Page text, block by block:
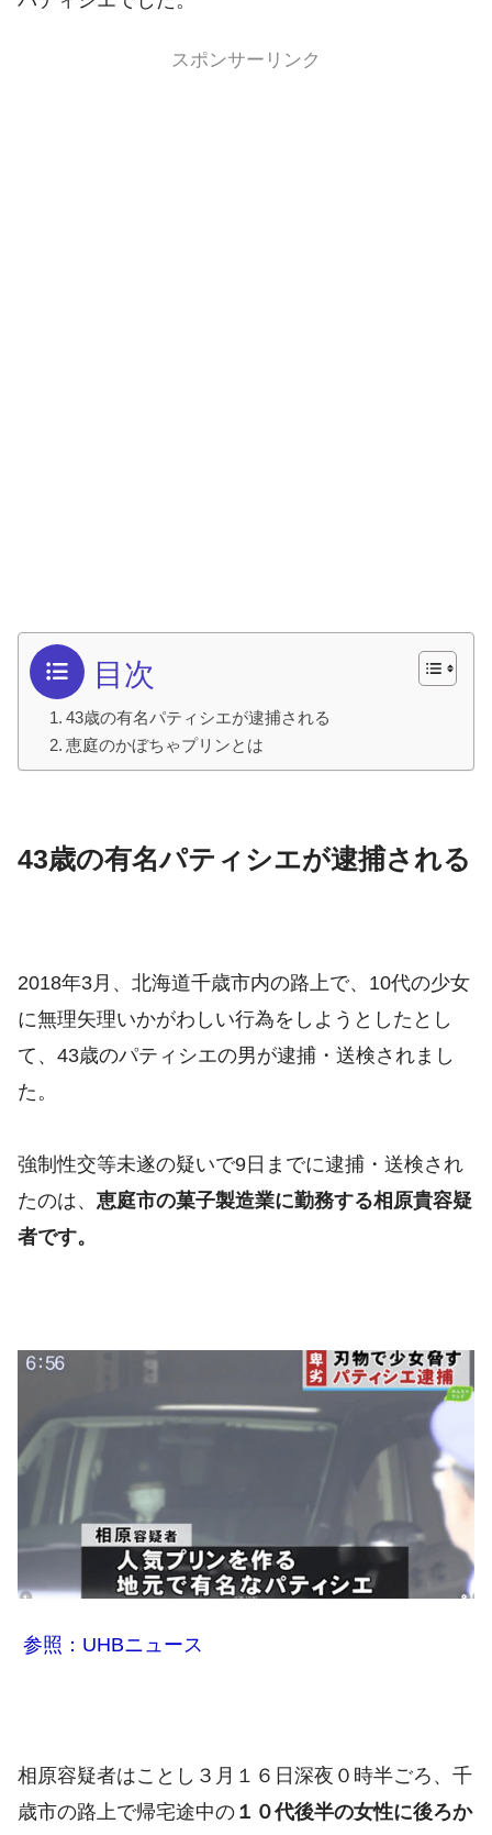
スポンサーリンク
目次
43歳の有名パティシエが逮捕される
恵庭のかぼちゃプリンとは
43歳の有名パティシエが逮捕される
2018年3月、北海道千歳市内の路上で、10代の少女
に無理矢理いかがわしい行為をしようとしたとし
て、43歳のパティシエの男が逮捕・送検されまし
た。
強制性交等未遂の疑いで9日までに逮捕・送検され
たのは、 恵庭市の菓子製造業に勤務する相原貴容疑
者です。
参照：UHBニュース
相原容疑者はことし３月１６日深夜０時半ごろ、千
歳市の路上で帰宅途中の １０代後半の女性に後ろか